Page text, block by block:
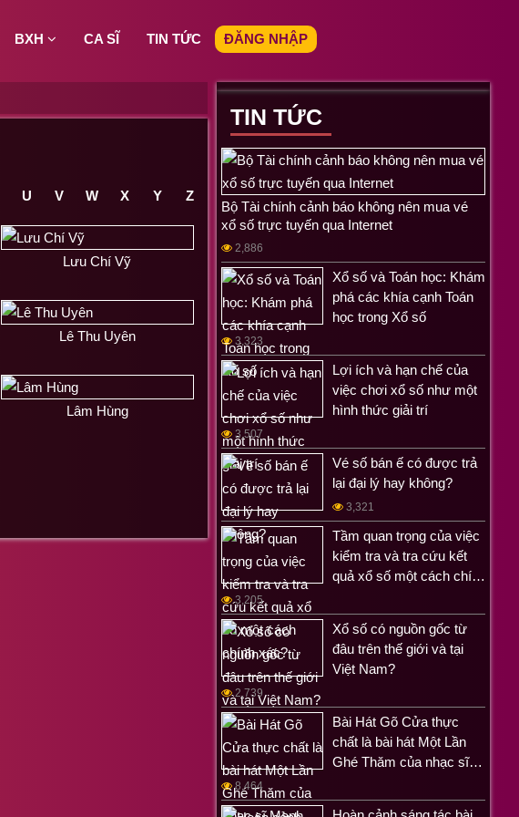
BXH CA SĨ TIN TỨC ĐĂNG NHẬP
U V W X Y Z
Lưu Chí Vỹ
Lê Thu Uyên
Lâm Hùng
TIN TỨC
Bộ Tài chính cảnh báo không nên mua vé
xổ số trực tuyến qua Internet
2,886
Xổ số và Toán học: Khám
phá các khía cạnh Toán
học trong Xổ số
3,323
Lợi ích và hạn chế của
việc chơi xổ số như một
hình thức giải trí
3,507
Vé số bán ế có được trả
lại đại lý hay không?
3,321
Tầm quan trọng của việc
kiểm tra và tra cứu kết
quả xổ số một cách chí…
3,205
Xổ số có nguồn gốc từ
đâu trên thế giới và tại
Việt Nam?
2,739
Bài Hát Gõ Cửa thực
chất là bài hát Một Lần
Ghé Thăm của nhạc sĩ…
8,464